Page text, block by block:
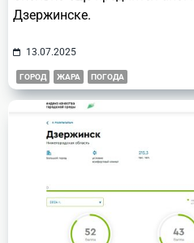
Дзержинске.
13.07.2025
ГОРОД ЖАРА ПОГОДА